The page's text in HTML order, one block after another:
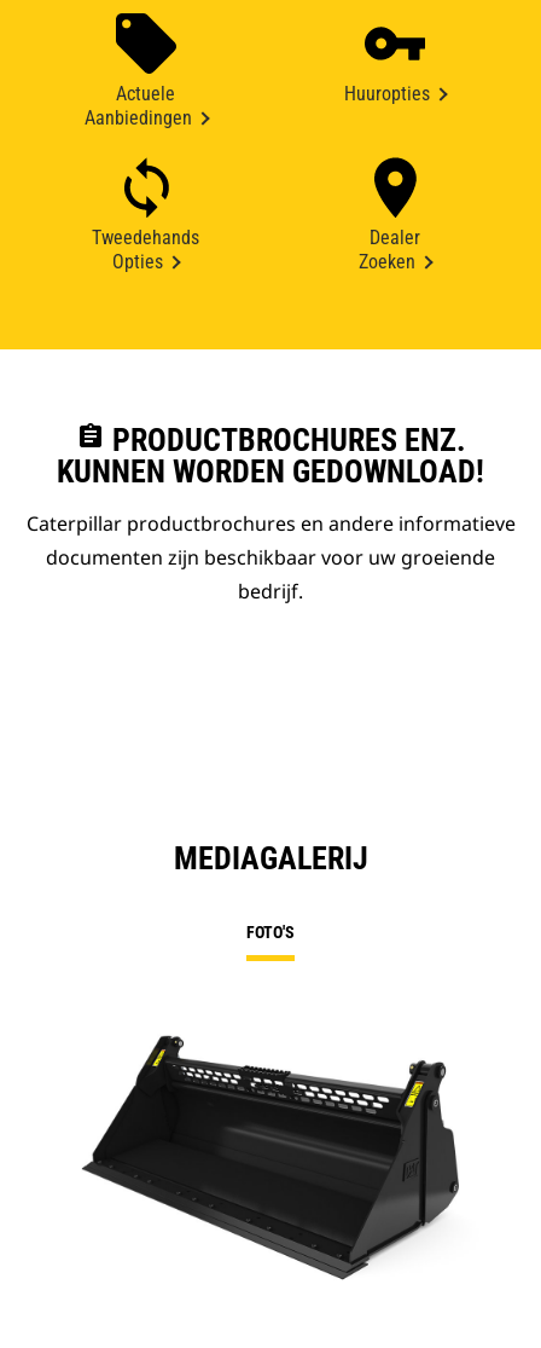
Actuele
Aanbiedingen
Huuropties
Tweedehands
Opties
Dealer
Zoeken
assignment PRODUCTBROCHURES ENZ.
KUNNEN WORDEN GEDOWNLOAD!
Caterpillar productbrochures en andere informatieve
documenten zijn beschikbaar voor uw groeiende
bedrijf.
MEDIAGALERIJ
FOTO'S